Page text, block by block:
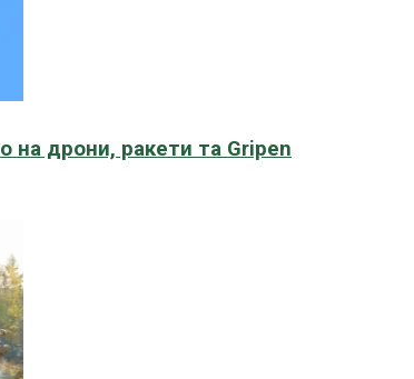
на дрони, ракети та Gripen